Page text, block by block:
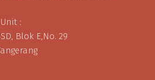
:
Blok E,No. 29